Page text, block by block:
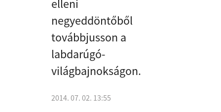
elleni
negyeddöntőből
továbbjusson a
labdarúgó-
világbajnokságon.
2014. 07. 02. 13:55